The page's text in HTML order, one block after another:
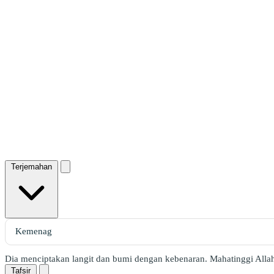
Terjemahan
Dia menciptakan langit dan bumi dengan kebenaran. Mahatinggi
Tafsir